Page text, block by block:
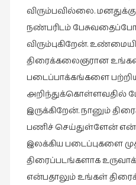
எனது
பரிந்துரைகள்
ஓவியங்கள்
ஓவியங்கள்
கட்டுரைகள்
கட்டுரைகள்
விரும்பவில்லை.
நண்பரிடம்
விரும்புகிறேன்.
திரைக்கலைஞரான
படைப்பாக்கங்களை
அறிந்துக்கொள்ளவதில்
இருக்கிறேன். நானும்
பணிச் செய்துள்ளேன்
இலக்கிய படைப்புகளை
திரைப்படங்களாக
என்பதாலும் உங்கள்